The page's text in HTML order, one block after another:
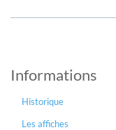
Informations
Historique
Les affiches